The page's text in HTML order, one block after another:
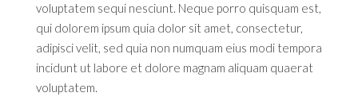
voluptatem sequi nesciunt. Neque porro quisquam est,
qui dolorem ipsum quia dolor sit amet, consectetur,
adipisci velit, sed quia non numquam eius modi tempora
incidunt ut labore et dolore magnam aliquam quaerat
voluptatem.